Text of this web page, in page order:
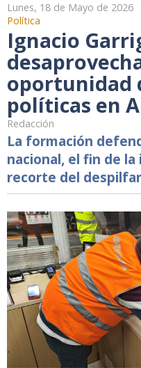
Lunes, 18 de Mayo de 2026
Política
Ignacio
oportunidad
políticas en
Redacción
La formación
nacional, el fin de
recorte del